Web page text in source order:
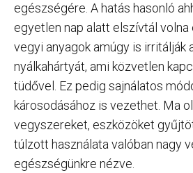
egészségére. A hatás hasonló
egyetlen nap alatt elszívtál
vegyi anyagok amúgy is irritálják
nyálkahártyát, ami közvetlen
tüdővel. Ez pedig sajnálatos
károsodásához is vezethet. Ma
vegyszereket, eszközöket
túlzott használata valóban nagy
egészségünkre nézve.